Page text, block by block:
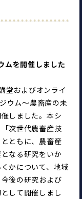
ムを開催しました
堂およびオンライ
ウム～農畜産の未
しました。本シ
次世代農畜産技
ともに、農畜産
なる研究をいか
かについて、地域
後の研究および
して開催しまし